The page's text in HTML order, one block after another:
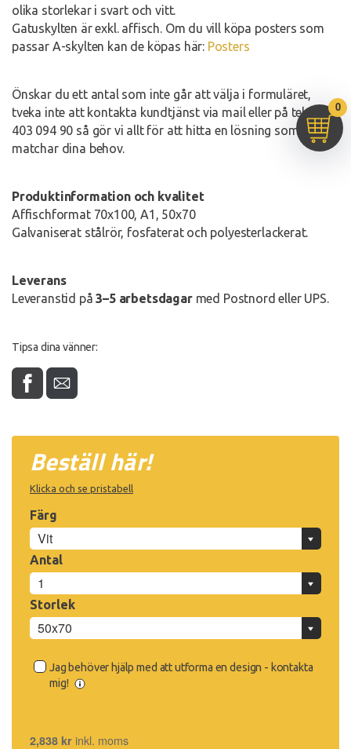
olika storlekar i svart och vitt.
Gatuskylten är exkl. affisch. Om du vill köpa posters som
passar A-skylten kan de köpas här: Posters
Önskar du ett antal som inte går att välja i formuläret,
tveka inte att kontakta kundtjänst via mail eller på tel 08-
403 094 90 så gör vi allt för att hitta en lösning som
matchar dina behov.
Produktinformation och kvalitet
Affischformat 70x100, A1, 50x70
Galvaniserat stålrör, fosfaterat och polyesterlackerat.
Leverans
Leveranstid på 3–5 arbetsdagarmed Postnord eller UPS.
Tipsa dina vänner:
Beställ här!
Klicka och se pristabell
Färg
Antal
Storlek
Jag behöver hjälp med att utforma en design - kontakta
mig!
2,838 kr inkl. moms
0